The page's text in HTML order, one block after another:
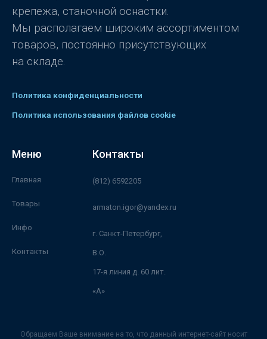
крепежа, станочной оснастки.
Мы располагаем широким ассортиментом
товаров, постоянно присутствующих
на складе.
Политика конфиденциальности
Политика использования файлов cookie
Меню
Главная
Товары
Инфо
Контакты
Контакты
(812) 6592205
armaton.igor@yandex.ru
г. Санкт-Петербург,
В.О.
17-я линия д. 60 лит.
«А»
Обращаем Ваше внимание на то, что данный интернет-сайт носит